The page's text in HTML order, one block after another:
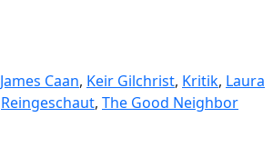
James Caan, Keir Gilchrist, Kritik, Laura
Reingeschaut, The Good Neighbor